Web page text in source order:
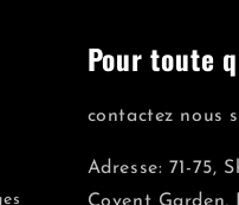
Pour toute
contactez nous
Adresse: 71-75,